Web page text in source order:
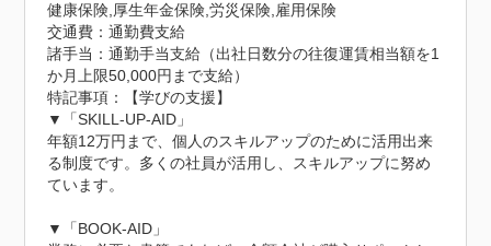
健康保険,厚生年金保険,労災保険,雇用保険
交通費：通勤費支給
諸手当：通勤手当支給（出社日数分の往復運賃相当額を1
か月上限50,000円まで支給）
特記事項：【学びの支援】
▼「SKILL-UP-AID」
年額12万円まで、個人のスキルアップのために活用出来
る制度です。多くの社員が活用し、スキルアップに努め
ています。
▼「BOOK-AID」